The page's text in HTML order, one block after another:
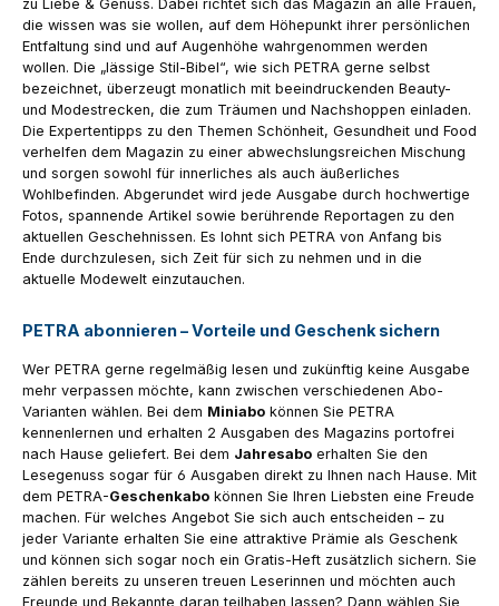
zu Liebe & Genuss. Dabei richtet sich das Magazin an alle Frauen,
die wissen was sie wollen, auf dem Höhepunkt ihrer persönlichen
Entfaltung sind und auf Augenhöhe wahrgenommen werden
wollen. Die „lässige Stil-Bibel“, wie sich PETRA gerne selbst
bezeichnet, überzeugt monatlich mit beeindruckenden Beauty-
und Modestrecken, die zum Träumen und Nachshoppen einladen.
Die Expertentipps zu den Themen Schönheit, Gesundheit und Food
verhelfen dem Magazin zu einer abwechslungsreichen Mischung
und sorgen sowohl für innerliches als auch äußerliches
Wohlbefinden. Abgerundet wird jede Ausgabe durch hochwertige
Fotos, spannende Artikel sowie berührende Reportagen zu den
aktuellen Geschehnissen. Es lohnt sich PETRA von Anfang bis
Ende durchzulesen, sich Zeit für sich zu nehmen und in die
aktuelle Modewelt einzutauchen.
PETRA abonnieren – Vorteile und Geschenk sichern
Wer PETRA gerne regelmäßig lesen und zukünftig keine Ausgabe
mehr verpassen möchte, kann zwischen verschiedenen Abo-
Varianten wählen. Bei dem Miniabo können Sie PETRA
kennenlernen und erhalten 2 Ausgaben des Magazins portofrei
nach Hause geliefert. Bei dem Jahresabo erhalten Sie den
Lesegenuss sogar für 6 Ausgaben direkt zu Ihnen nach Hause. Mit
dem PETRA-Geschenkabo können Sie Ihren Liebsten eine Freude
machen. Für welches Angebot Sie sich auch entscheiden – zu
jeder Variante erhalten Sie eine attraktive Prämie als Geschenk
und können sich sogar noch ein Gratis-Heft zusätzlich sichern. Sie
zählen bereits zu unseren treuen Leserinnen und möchten auch
Freunde und Bekannte daran teilhaben lassen? Dann wählen Sie